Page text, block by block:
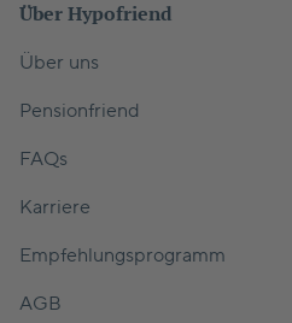
Über Hypofriend
Über uns
Pensionfriend
FAQs
Karriere
Empfehlungsprogramm
AGB